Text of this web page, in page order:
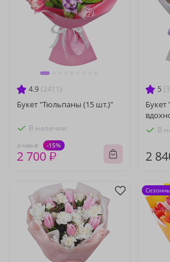
4.9 (2411)
Букет "Тюльпаны (15 шт.)"
В наличии
3 180 ₽ -15%
2 700 ₽
5
Букет
В
2